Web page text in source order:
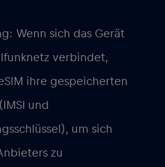
Wenn sich das Gerät
verbindet,
ihre gespeicherten
und
um sich
zu